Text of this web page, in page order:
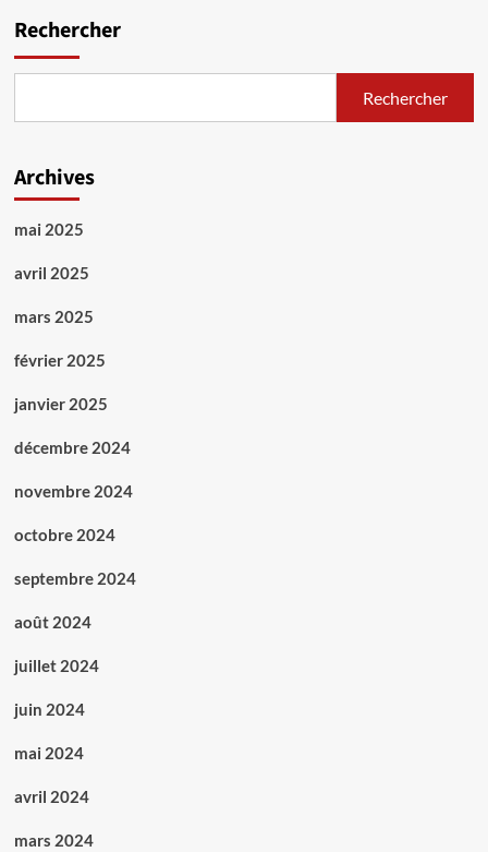
Rechercher
Rechercher
Archives
mai 2025
avril 2025
mars 2025
février 2025
janvier 2025
décembre 2024
novembre 2024
octobre 2024
septembre 2024
août 2024
juillet 2024
juin 2024
mai 2024
avril 2024
mars 2024